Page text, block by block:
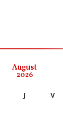
August
2026
J V